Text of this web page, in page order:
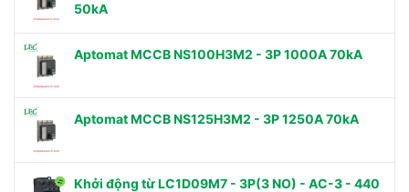
50kA
Aptomat MCCB NS100H3M2 - 3P 1000A 70kA
Aptomat MCCB NS125H3M2 - 3P 1250A 70kA
Khởi động từ LC1D09M7 - 3P(3 NO) - AC-3 - 440